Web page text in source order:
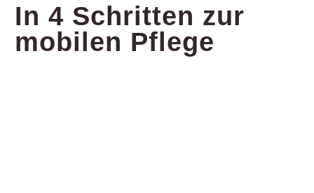
In 4 Schritten zur
mobilen Pflege